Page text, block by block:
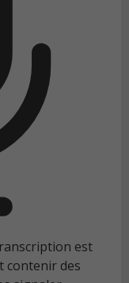
est
contenir des